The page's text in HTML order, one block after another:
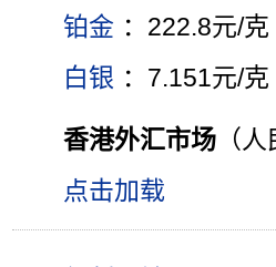
铂金 ：222.8元/克
白银 ：7.151元/克
香港外汇市场 （
点击加载